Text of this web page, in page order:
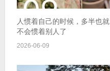
人惯着自己的时候，多半也就
不会惯着别人了
2026-06-09